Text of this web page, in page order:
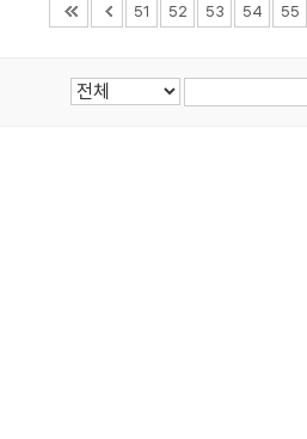
51 52 53 54 55